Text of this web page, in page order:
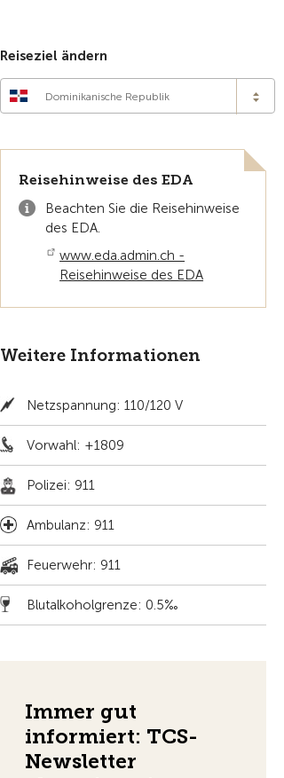
Reiseziel ändern
Dominikanische Republik
Reisehinweise des EDA
Beachten Sie die Reisehinweise
des EDA.
www.eda.admin.ch -
Reisehinweise des EDA
Weitere Informationen
Netzspannung: 110/120 V
Vorwahl: +1809
Polizei: 911
Ambulanz: 911
Feuerwehr: 911
Blutalkoholgrenze: 0.5‰